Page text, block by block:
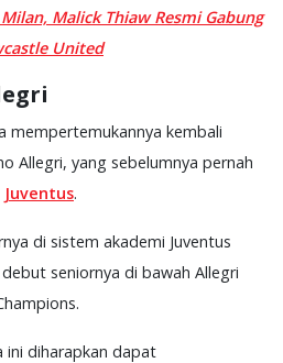
Malick Thiaw Resmi Gabung
United
mempertemukannya kembali
Allegri, yang sebelumnya pernah
Juventus.
di sistem akademi Juventus
seniornya di bawah Allegri
ini diharapkan dapat